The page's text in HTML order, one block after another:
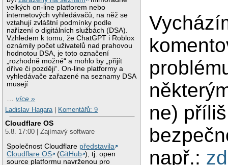
velkých on-line platforem nebo
internetových vyhledávačů, na něž se
vztahují zvláštní podmínky podle
nařízení o digitálních službách (DSA).
Vzhledem k tomu, že ChatGPT i Roblox
oznámily počet uživatelů nad prahovou
hodnotou DSA, je toto označení
„rozhodně možné“ a mohlo by „přijít
dříve či později“. On-line platformy a
vyhledávače zařazené na seznamy DSA
musejí
…více »
Ladislav Hagara| Komentářů: 9
Cloudflare OS
5.8. 17:00 | Zajímavý software
Společnost Cloudflare představila
Cloudflare OS
(GitHub ), tj. open
source platformu navrženou pro
ne)
např.: